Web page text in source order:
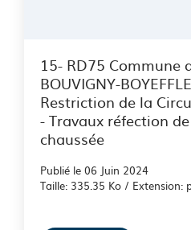
15- RD75 Commune
BOUVIGNY-
Restriction de la
- Travaux réfection de
chaussée
Publié le 06 Juin 2024
Taille: 335.35 Ko / Extension: